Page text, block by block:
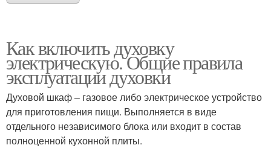
Как включить духовку
электрическую. Общие правила
эксплуатации духовки
Духовой шкаф – газовое либо электрическое устройство
для приготовления пищи. Выполняется в виде
отдельного независимого блока или входит в состав
полноценной кухонной плиты.